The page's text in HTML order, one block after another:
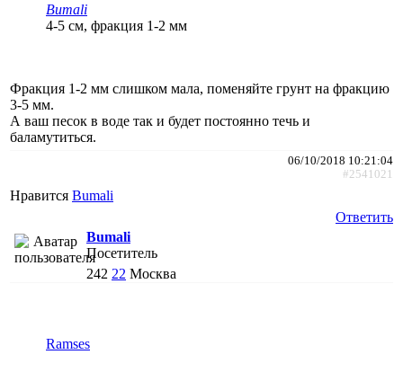
Bumali
4-5 см, фракция 1-2 мм
Фракция 1-2 мм слишком мала, поменяйте грунт на фракцию
3-5 мм.
А ваш песок в воде так и будет постоянно течь и
баламутиться.
06/10/2018 10:21:04
#2541021
Нравится Bumali
Ответить
Bumali
Посетитель
242 22 Москва
Ramses